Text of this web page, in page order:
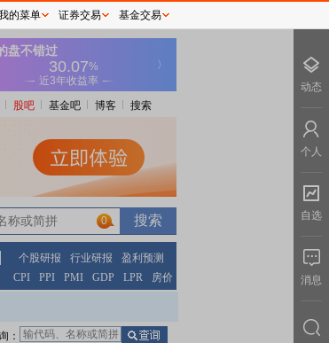
股吧 基金吧 博客 搜索
0
个股研报 行业研报
盈利预测
CPI PPI PMI GDP LPR 房价
：
的菜单 证券交易 基金交易
动态
个人
自选
消息